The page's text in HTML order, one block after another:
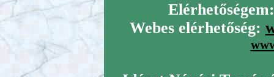
Webes elérhetőség: